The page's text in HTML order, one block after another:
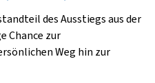
des Ausstiegs aus der
Chance zur
Weg hin zur